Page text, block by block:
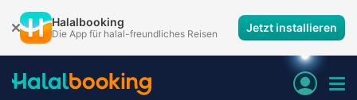
Halalbooking
Die App für halal-freundliches Reisen Jetzt installieren